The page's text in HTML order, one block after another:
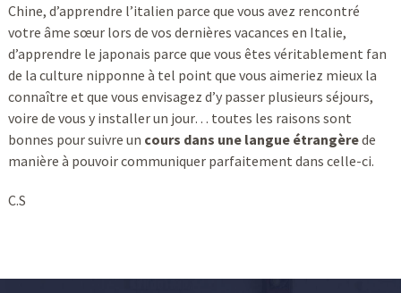
Chine, d’apprendre l’italien parce que vous avez rencontré
votre âme sœur lors de vos dernières vacances en Italie,
d’apprendre le japonais parce que vous êtes véritablement fan
de la culture nipponne à tel point que vous aimeriez mieux la
connaître et que vous envisagez d’y passer plusieurs séjours,
voire de vous y installer un jour… toutes les raisons sont
bonnes pour suivre un cours dans une langue étrangèrede
manière à pouvoir communiquer parfaitement dans celle-ci.
C.S